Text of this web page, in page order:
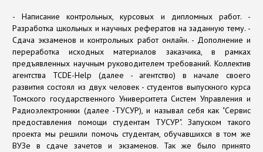
- Написание контрольных, курсовых и дипломных работ. -
Разработка школьных и научных рефератов на заданную тему. -
Сдача экзаменов и контрольных работ онлайн. - Дополнение и
переработка исходных материалов заказчика, в рамках
предъявленных научным руководителем требований. Коллектив
агентства TCDE-Help (далее - агентство) в начале своего
развития состоял из двух человек - студентов выпускного курса
Томского государственного Университета Систем Управления и
Радиоэлектроники (далее -ТУСУР), и называл себя как "Сервис
предоставления помощи студентам ТУСУР". Запуском такого
проекта мы решили помочь студентам, обучавшихся в том же
ВУЗе в сдаче зачетов и экзаменов. Так же было принято